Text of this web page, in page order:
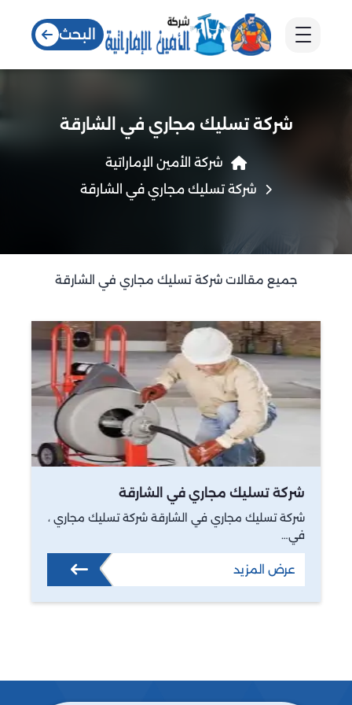
البحث
شركة تسليك مجاري في الشارقة
شركة الأمين الإماراتية
شركة تسليك مجاري في الشارقة
جميع مقالات شركة تسليك مجاري في الشارقة
شركة تسليك مجاري في الشارقة
شركة تسليك مجاري في الشارقة شركة تسليك مجاري ،
في…
عرض المزيد